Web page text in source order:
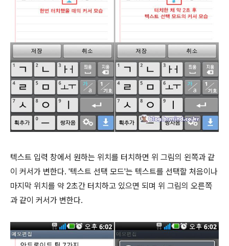
텍스트 입력 창에서 원하는 위치를 터치하면 위 그림의 왼쪽과 같
이 커서가 변한다. '텍스트 선택 모드'는 텍스트를 선택할 처음이나
마지막 위치를 약 2초간 터치하고 있으면 되며 위 그림의 오른쪽
과 같이 커서가 변한다.